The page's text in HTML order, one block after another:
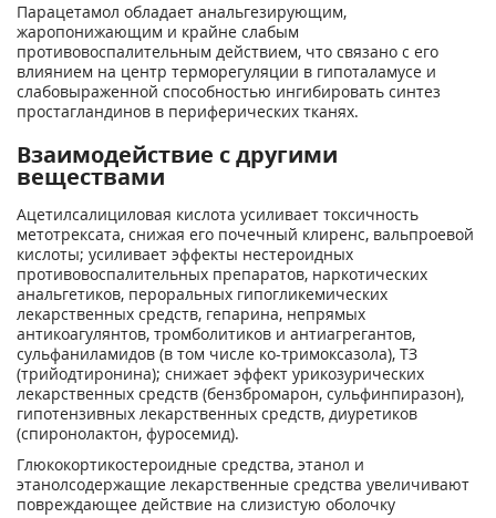
Парацетамол обладает анальгезирующим,
жаропонижающим и крайне слабым
противовоспалительным действием, что связано с его
влиянием на центр терморегуляции в гипоталамусе и
слабовыраженной способностью ингибировать синтез
простагландинов в периферических тканях.
Взаимодействие с другими
веществами
Ацетилсалициловая кислота усиливает токсичность
метотрексата, снижая его почечный клиренс, вальпроевой
кислоты; усиливает эффекты нестероидных
противовоспалительных препаратов, наркотических
анальгетиков, пероральных гипогликемических
лекарственных средств, гепарина, непрямых
антикоагулянтов, тромболитиков и антиагрегантов,
сульфаниламидов (в том числе ко-тримоксазола), ТЗ
(трийодтиронина); снижает эффект урикозурических
лекарственных средств (бензбромарон, сульфинпиразон),
гипотензивных лекарственных средств, диуретиков
(спиронолактон, фуросемид).
Глюкокортикостероидные средства, этанол и
этанолсодержащие лекарственные средства увеличивают
повреждающее действие на слизистую оболочку